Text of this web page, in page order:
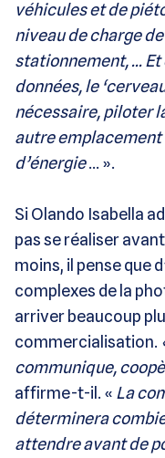
véhicules et de
niveau de charge
stationnement, …
données, le
nécessaire, piloter
autre
d’énergie… ».
Si Olando Isabella
pas se réaliser
moins, il pense que
complexes de la
arriver beaucoup
commercialisation.
communique,
affirme-t-il. « La
déterminera
attendre avant de